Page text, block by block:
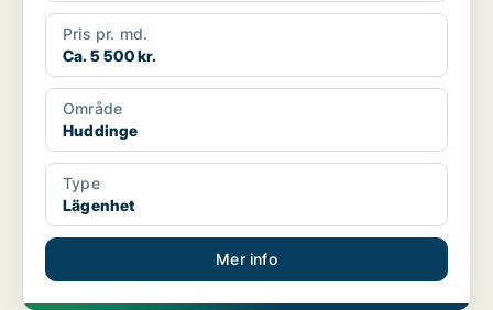
Pris pr. md.
Ca. 5 500 kr.
Område
Huddinge
Type
Lägenhet
Mer info